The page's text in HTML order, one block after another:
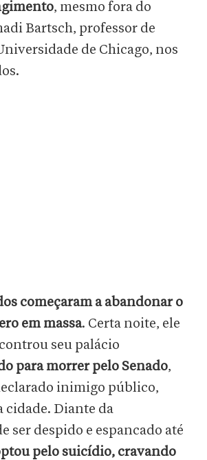
, mesmo fora do
Bartsch, professor de
de Chicago, nos
começaram a abandonar o
em massa. Certa noite, ele
seu palácio
para morrer pelo Senado,
inimigo público,
cidade. Diante da
ser despido e espancado até
pelo suicídio, cravando